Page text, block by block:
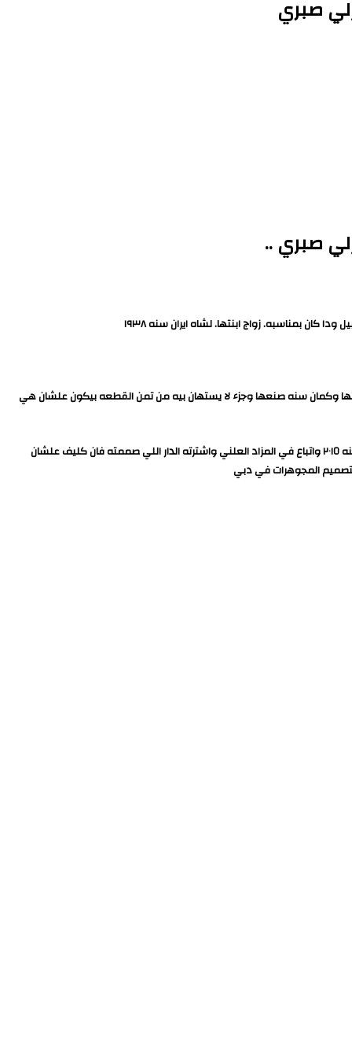
صبري
صبري ..
بمناسبه. زواج ابنتها. لشاه ايران سنه ١٩٣٨
صممتها وكمان سنه صنعها وجزء لا يستهان بيه من تمن القطعه بيكون علشان هي
العقد اول مره اتباع كان سنه ١٩٧٥ في مزاد علني في امريكا لتسديد ديون الملكه نازلي اللي ورطها فيها جوز بنتها وبعدها اختفي العقد لفتره طويله لحد ما طهر سنه ٢٠١٥ واتباع في المزاد العلني واشترته الدار اللي صممته فان كليف علشان